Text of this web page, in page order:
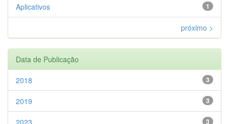
1
Aplicativos
próximo >
Data de Publicação
3
2018
3
2019
3